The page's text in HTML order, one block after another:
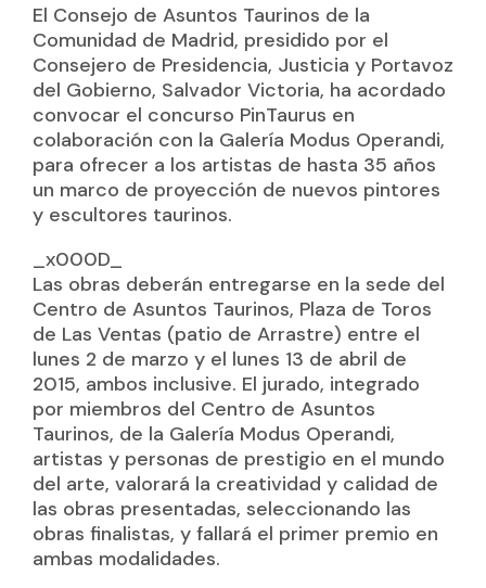
El Consejo de Asuntos Taurinos de la
Comunidad de Madrid, presidido por el
Consejero de Presidencia, Justicia y Portavoz
del Gobierno, Salvador Victoria, ha acordado
convocar el concurso PinTaurus en
colaboración con la Galería Modus Operandi,
para ofrecer a los artistas de hasta 35 años
un marco de proyección de nuevos pintores
y escultores taurinos.
_x000D_
Las obras deberán entregarse en la sede del
Centro de Asuntos Taurinos, Plaza de Toros
de Las Ventas (patio de Arrastre) entre el
lunes 2 de marzo y el lunes 13 de abril de
2015, ambos inclusive. El jurado, integrado
por miembros del Centro de Asuntos
Taurinos, de la Galería Modus Operandi,
artistas y personas de prestigio en el mundo
del arte, valorará la creatividad y calidad de
las obras presentadas, seleccionando las
obras finalistas, y fallará el primer premio en
ambas modalidades.